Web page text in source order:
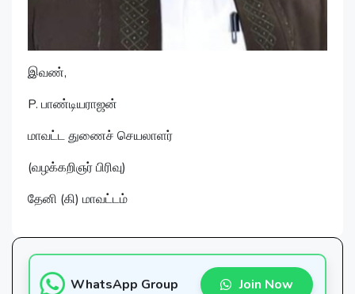
இவண்,
P. பாண்டியராஜன்
மாவட்ட துணைச் செயலாளர்
(வழக்கறிஞர் பிரிவு)
தேனி (கி) மாவட்டம்
WhatsApp Group Join Now